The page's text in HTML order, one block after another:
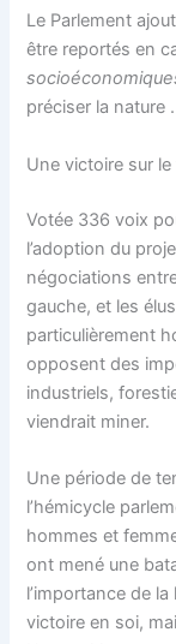
Le Parlement
être reportés en
préciser la nature .
Une victoire sur
Votée 336 voix
l’adoption du
négociations
gauche, et les
particulièrement
opposent des
industriels,
viendrait miner.
Une période de
l’hémicycle
hommes et
ont mené une
l’importance de
victoire en soi,